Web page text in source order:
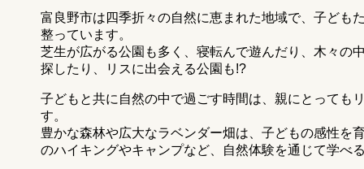
富良野市は四季折々の自然に恵まれた地域で、子ども
整っています。
芝生が広がる公園も多く、寝転んで遊んだり、木々の
探したり、リスに出会える公園も!?
子どもと共に自然の中で過ごす時間は、親にとっても
す。
豊かな森林や広大なラベンダー畑は、子どもの感性を
のハイキングやキャンプなど、自然体験を通じて学べ